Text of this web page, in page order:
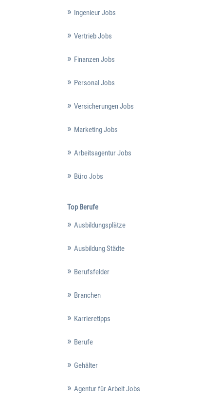
Ingenieur Jobs
Vertrieb Jobs
Finanzen Jobs
Personal Jobs
Versicherungen Jobs
Marketing Jobs
Arbeitsagentur Jobs
Büro Jobs
Top Berufe
Ausbildungsplätze
Ausbildung Städte
Berufsfelder
Branchen
Karrieretipps
Berufe
Gehälter
Agentur für Arbeit Jobs